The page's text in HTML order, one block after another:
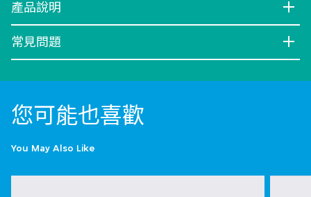
產品說明
常見問題
您可能也喜歡
You May Also Like